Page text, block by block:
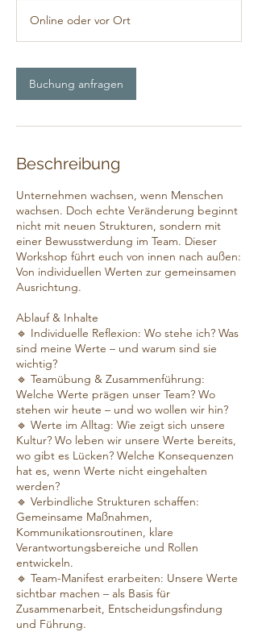
d
.
Online oder vor Ort
Buchung anfragen
Beschreibung
Unternehmen wachsen, wenn Menschen
wachsen. Doch echte Veränderung beginnt
nicht mit neuen Strukturen, sondern mit
einer Bewusstwerdung im Team. Dieser
Workshop führt euch von innen nach außen:
Von individuellen Werten zur gemeinsamen
Ausrichtung.
Ablauf & Inhalte
🔹 Individuelle Reflexion: Wo stehe ich? Was
sind meine Werte – und warum sind sie
wichtig?
🔹 Teamübung & Zusammenführung:
Welche Werte prägen unser Team? Wo
stehen wir heute – und wo wollen wir hin?
🔹 Werte im Alltag: Wie zeigt sich unsere
Kultur? Wo leben wir unsere Werte bereits,
wo gibt es Lücken? Welche Konsequenzen
hat es, wenn Werte nicht eingehalten
werden?
🔹 Verbindliche Strukturen schaffen:
Gemeinsame Maßnahmen,
Kommunikationsroutinen, klare
Verantwortungsbereiche und Rollen
entwickeln.
🔹 Team-Manifest erarbeiten: Unsere Werte
sichtbar machen – als Basis für
Zusammenarbeit, Entscheidungsfindung
und Führung.